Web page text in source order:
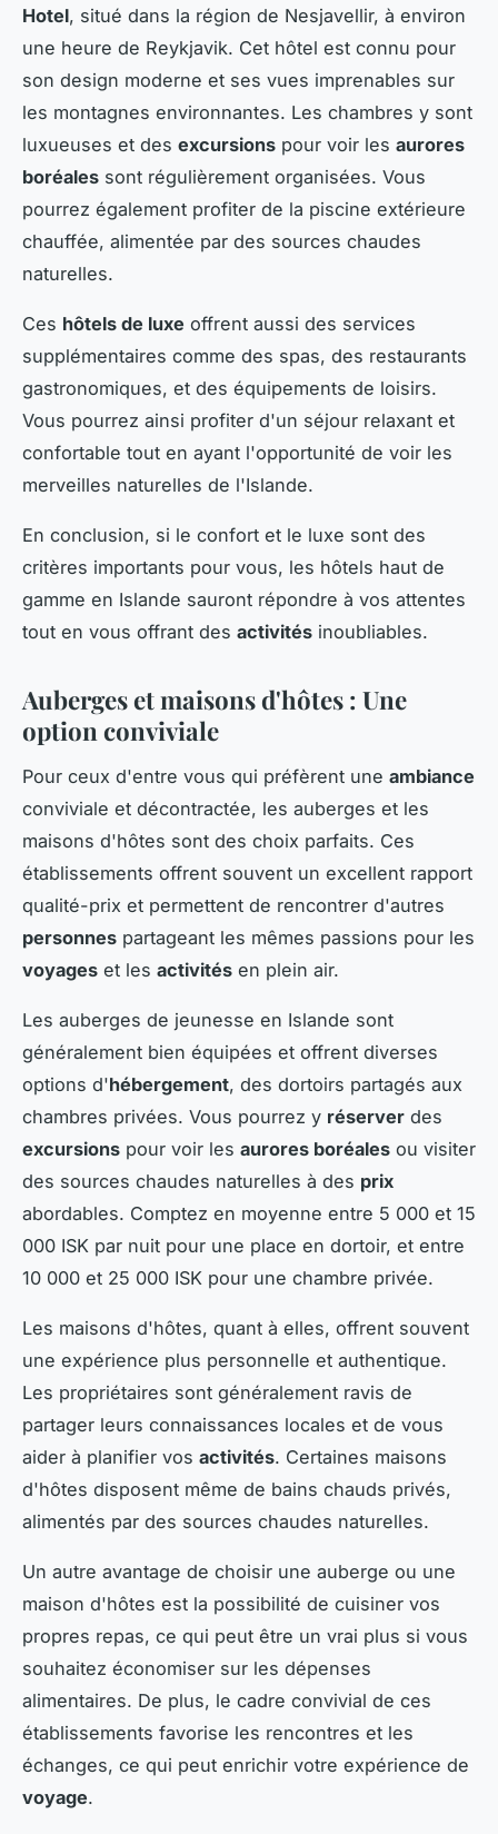
Hotel, situé dans la région de Nesjavellir, à environ
une heure de Reykjavik. Cet hôtel est connu pour
son design moderne et ses vues imprenables sur
les montagnes environnantes. Les chambres y sont
luxueuses et des excursions pour voir les aurores
boréales sont régulièrement organisées. Vous
pourrez également profiter de la piscine extérieure
chauffée, alimentée par des sources chaudes
naturelles.
Ces hôtels de luxe offrent aussi des services
supplémentaires comme des spas, des restaurants
gastronomiques, et des équipements de loisirs.
Vous pourrez ainsi profiter d'un séjour relaxant et
confortable tout en ayant l'opportunité de voir les
merveilles naturelles de l'Islande.
En conclusion, si le confort et le luxe sont des
critères importants pour vous, les hôtels haut de
gamme en Islande sauront répondre à vos attentes
tout en vous offrant des activités inoubliables.
Auberges et maisons d'hôtes : Une
option conviviale
Pour ceux d'entre vous qui préfèrent une ambiance
conviviale et décontractée, les auberges et les
maisons d'hôtes sont des choix parfaits. Ces
établissements offrent souvent un excellent rapport
qualité-prix et permettent de rencontrer d'autres
personnes partageant les mêmes passions pour les
voyages et les activités en plein air.
Les auberges de jeunesse en Islande sont
généralement bien équipées et offrent diverses
options d'hébergement, des dortoirs partagés aux
chambres privées. Vous pourrez y réserver des
excursions pour voir les aurores boréales ou visiter
des sources chaudes naturelles à des prix
abordables. Comptez en moyenne entre 5 000 et 15
000 ISK par nuit pour une place en dortoir, et entre
10 000 et 25 000 ISK pour une chambre privée.
Les maisons d'hôtes, quant à elles, offrent souvent
une expérience plus personnelle et authentique.
Les propriétaires sont généralement ravis de
partager leurs connaissances locales et de vous
aider à planifier vos activités. Certaines maisons
d'hôtes disposent même de bains chauds privés,
alimentés par des sources chaudes naturelles.
Un autre avantage de choisir une auberge ou une
maison d'hôtes est la possibilité de cuisiner vos
propres repas, ce qui peut être un vrai plus si vous
souhaitez économiser sur les dépenses
alimentaires. De plus, le cadre convivial de ces
établissements favorise les rencontres et les
échanges, ce qui peut enrichir votre expérience de
voyage.